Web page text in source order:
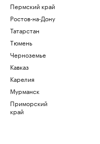
Пермский край
Ростов-на-Дону
Татарстан
Тюмень
Черноземье
Кавказ
Карелия
Мурманск
Приморский
край